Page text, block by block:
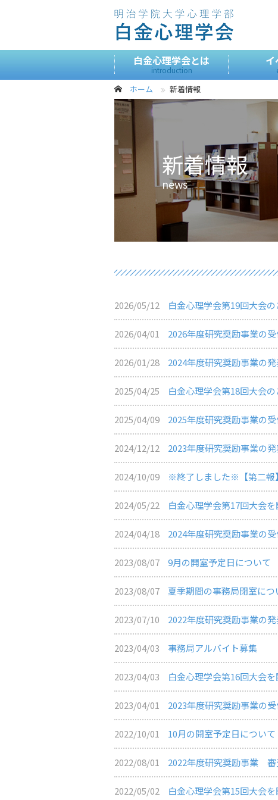
白金心理学会とは
introduction
イ
ホーム 新着情報
新着情報
news
2026/05/12 白金心理学会第19回大会
2026/04/01 2026年度研究奨励事業の
2026/01/28 2024年度研究奨励事業の
2025/04/25 白金心理学会第18回大会
2025/04/09 2025年度研究奨励事業の
2024/12/12 2023年度研究奨励事業の
2024/10/09 ※終了しました※【第二報
2024/05/22 白金心理学会第17回大会
2024/04/18 2024年度研究奨励事業の
2023/08/07 9月の開室予定日について
2023/08/07 夏季期間の事務局閉室につ
2023/07/10 2022年度研究奨励事業の
2023/04/03 事務局アルバイト募集
2023/04/03 白金心理学会第16回大会
2023/04/01 2023年度研究奨励事業の
2022/10/01 10月の開室予定日について
2022/08/01 2022年度研究奨励事業 審
2022/05/02 白金心理学会第15回大会